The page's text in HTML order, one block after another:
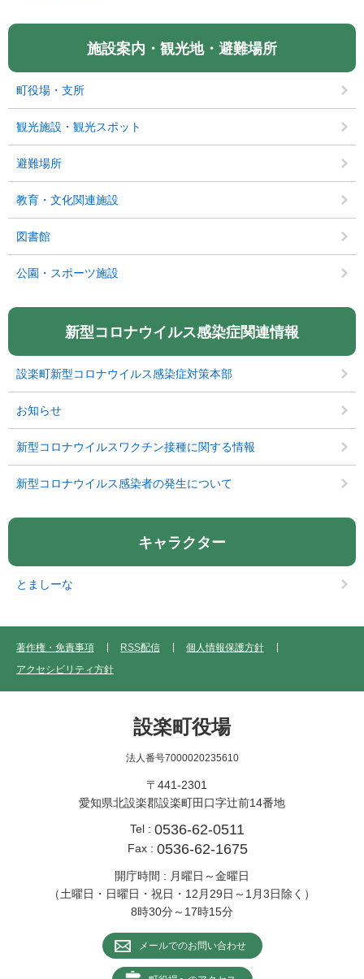
施設案内・観光地・避難場所
町役場・支所
観光施設・観光スポット
避難場所
教育・文化関連施設
図書館
公園・スポーツ施設
新型コロナウイルス感染症関連情報
設楽町新型コロナウイルス感染症対策本部
お知らせ
新型コロナウイルスワクチン接種に関する情報
新型コロナウイルス感染者の発生について
キャラクター
とましーな
著作権・免責事項 RSS配信
個人情報保護方針
アクセシビリティ方針
設楽町役場
法人番号7000020235610
〒441-2301
愛知県北設楽郡設楽町田口字辻前14番地
Tel : 0536-62-0511
Fax : 0536-62-1675
開庁時間 : 月曜日～金曜日
（土曜日・日曜日・祝日・12月29日～1月3日除く）
8時30分～17時15分
メールでのお問い合わせ